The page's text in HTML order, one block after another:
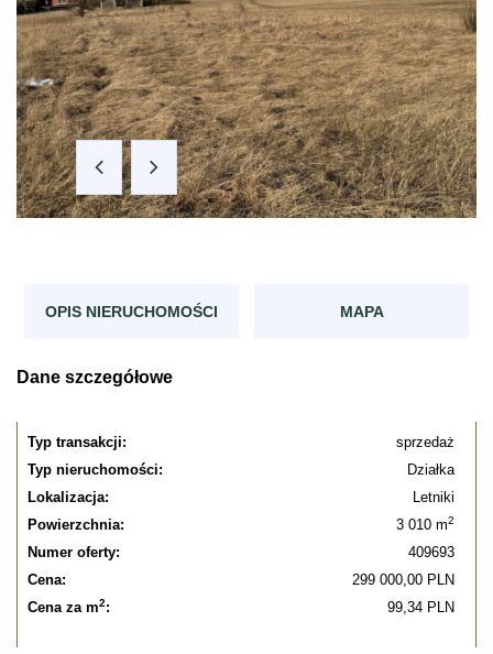
OPIS NIERUCHOMOŚCI MAPA
Dane szczegółowe
Typ transakcji:
sprzedaż
Typ nieruchomości:
Działka
Lokalizacja:
Letniki
Powierzchnia:
3 010 m2
Numer oferty:
409693
Cena:
299 000,00 PLN
Cena za m2: 99,34 PLN